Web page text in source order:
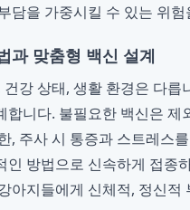
담을 가중시킬 수 있는 위
과 맞춤형 백신 설계
강 상태, 생활 환경은 다
합니다. 불필요한 백신은
, 주사 시 통증과 스트레스
인 방법으로 신속하게 접종
아지들에게 신체적, 정신